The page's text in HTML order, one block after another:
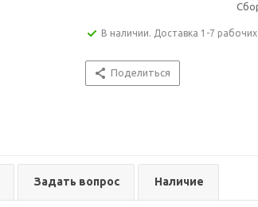
В наличии. Доставка 1-7
Поделиться
Задать вопрос Наличие